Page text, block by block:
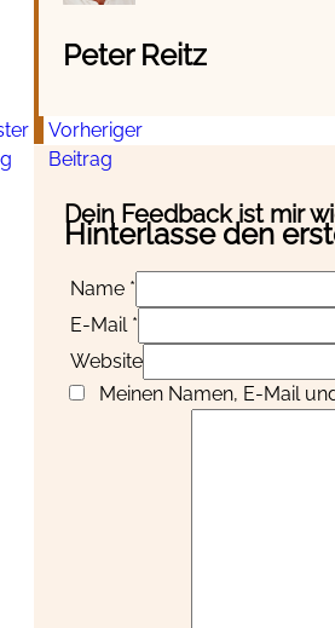
Peter Reitz
Vorheriger
Beitrag
Dein Feedback ist mir
Hinterlasse den
Name *
E-Mail *
Website
Meinen Namen, E-Mail